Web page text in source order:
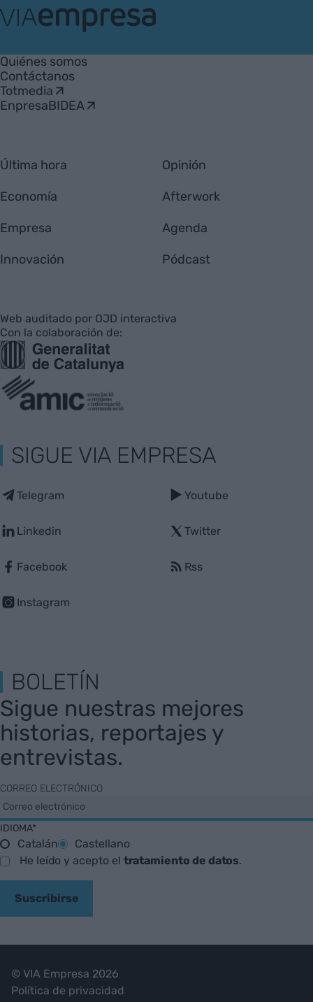
Empresa
Quiénes somos
Contáctanos
Totmedia
EnpresaBIDEA
Última hora
Economía
Empresa
Innovación
Opinión
Afterwork
Agenda
Pódcast
Web auditado por OJD interactiva
Con la colaboración de:
SIGUE VIA EMPRESA
Telegram
Linkedin
Facebook
Instagram
Youtube
Twitter
Rss
BOLETÍN
Sigue nuestras mejores
historias, reportajes y
entrevistas.
CORREO ELECTRÓNICO
IDIOMA*
Catalán
Castellano
He leído y acepto el tratamiento de datos.
Suscribirse
© VIA Empresa 2026
Política de privacidad